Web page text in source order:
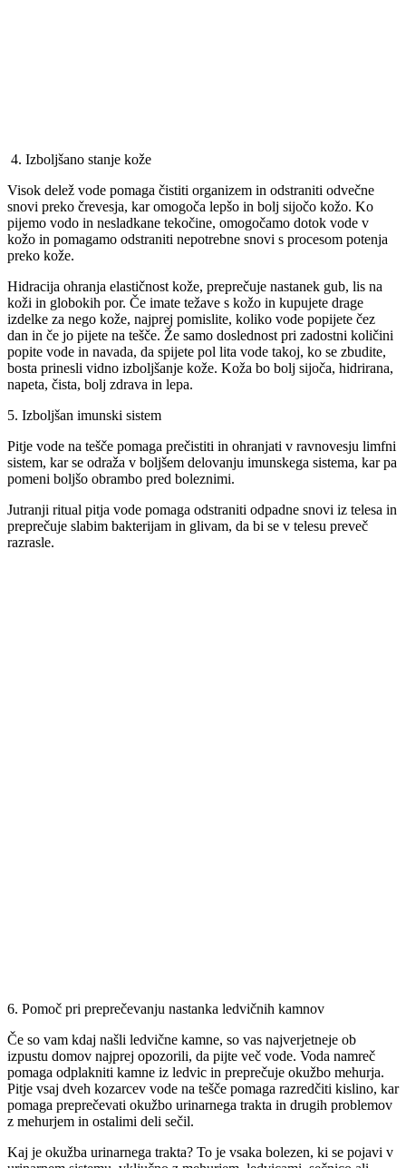
4. Izboljšano stanje kože
Visok delež vode pomaga čistiti organizem in odstraniti odvečne
snovi preko črevesja, kar omogoča lepšo in bolj sijočo kožo. Ko
pijemo vodo in nesladkane tekočine, omogočamo dotok vode v
kožo in pomagamo odstraniti nepotrebne snovi s procesom potenja
preko kože.
Hidracija ohranja elastičnost kože, preprečuje nastanek gub, lis na
koži in globokih por. Če imate težave s kožo in kupujete drage
izdelke za nego kože, najprej pomislite, koliko vode popijete čez
dan in če jo pijete na tešče. Že samo doslednost pri zadostni količini
popite vode in navada, da spijete pol lita vode takoj, ko se zbudite,
bosta prinesli vidno izboljšanje kože. Koža bo bolj sijoča, hidrirana,
napeta, čista, bolj zdrava in lepa.
5. Izboljšan imunski sistem
Pitje vode na tešče pomaga prečistiti in ohranjati v ravnovesju limfni
sistem, kar se odraža v boljšem delovanju imunskega sistema, kar pa
pomeni boljšo obrambo pred boleznimi.
Jutranji ritual pitja vode pomaga odstraniti odpadne snovi iz telesa in
preprečuje slabim bakterijam in glivam, da bi se v telesu preveč
razrasle.
6. Pomoč pri preprečevanju nastanka ledvičnih kamnov
Če so vam kdaj našli ledvične kamne, so vas najverjetneje ob
izpustu domov najprej opozorili, da pijte več vode. Voda namreč
pomaga odplakniti kamne iz ledvic in preprečuje okužbo mehurja.
Pitje vsaj dveh kozarcev vode na tešče pomaga razredčiti kislino, kar
pomaga preprečevati okužbo urinarnega trakta in drugih problemov
z mehurjem in ostalimi deli sečil.
Kaj je okužba urinarnega trakta? To je vsaka bolezen, ki se pojavi v